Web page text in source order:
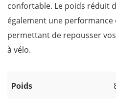
confortable. Le poids réduit
également une performance
permettant de repousser
à vélo.
Poids